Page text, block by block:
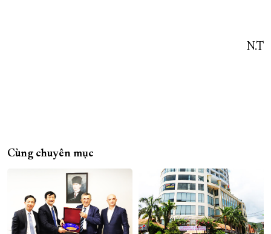
N.T
Cùng chuyên mục